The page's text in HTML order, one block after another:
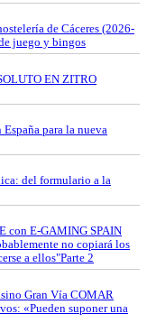
de Cáceres (2026-
juego y bingos
EN ZITRO
para la nueva
del formulario a la
con E-GAMING SPAIN
no copiará los
a ellos"Parte 2
Gran Vía COMAR
«Pueden suponer una